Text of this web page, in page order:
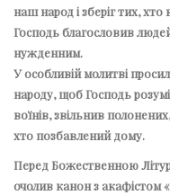
наш народ і зберіг тих, хто
Господь благословив
нужденним.
У особливій молитві
народу, щоб Господь
воїнів, звільнив
хто позбавлений дому.
Перед Божественною
очолив канон з акафістом